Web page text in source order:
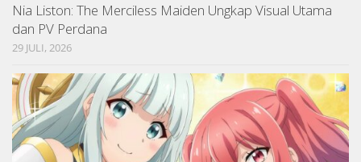
Nia Liston: The Merciless Maiden Ungkap Visual Utama
dan PV Perdana
29 JULI, 2026